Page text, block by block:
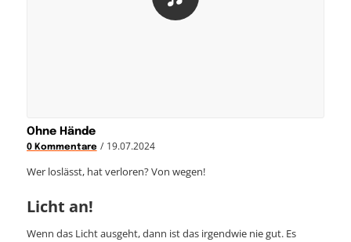
Ohne Hände
0 Kommentare / 19.07.2024
Wer loslässt, hat verloren? Von wegen!
Licht an!
Wenn das Licht ausgeht, dann ist das irgendwie nie gut. Es